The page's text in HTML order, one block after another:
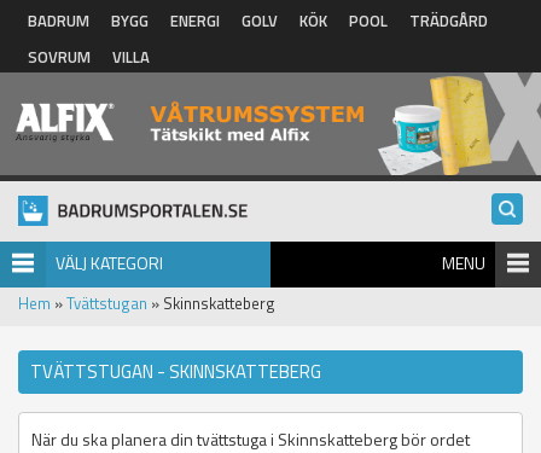
Hoppa till huvudinnehåll
BADRUM BYGG ENERGI GOLV KÖK POOL
TRÄDGÅRD
SOVRUM
VILLA
VÄLJ KATEGORI MENU
Hem »Tvättstugan » Skinnskatteberg
TVÄTTSTUGAN - SKINNSKATTEBERG
När du ska planera din tvättstuga i Skinnskatteberg bör ordet